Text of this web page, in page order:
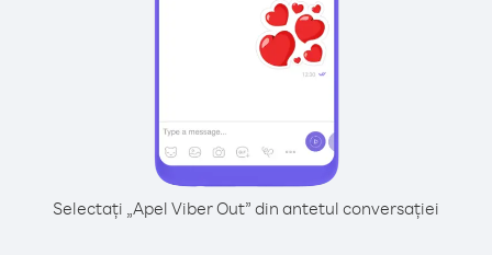
Selectați „Apel Viber Out” din antetul conversației